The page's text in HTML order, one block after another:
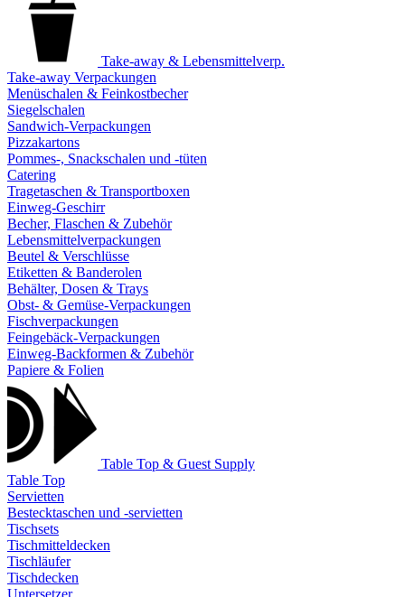
Take-away & Lebensmittelverp.
Take-away Verpackungen
Menüschalen & Feinkostbecher
Siegelschalen
Sandwich-Verpackungen
Pizzakartons
Pommes-, Snackschalen und -tüten
Catering
Tragetaschen & Transportboxen
Einweg-Geschirr
Becher, Flaschen & Zubehör
Lebensmittelverpackungen
Beutel & Verschlüsse
Etiketten & Banderolen
Behälter, Dosen & Trays
Obst- & Gemüse-Verpackungen
Fischverpackungen
Feingebäck-Verpackungen
Einweg-Backformen & Zubehör
Papiere & Folien
Table Top & Guest Supply
Table Top
Servietten
Bestecktaschen und -servietten
Tischsets
Tischmitteldecken
Tischläufer
Tischdecken